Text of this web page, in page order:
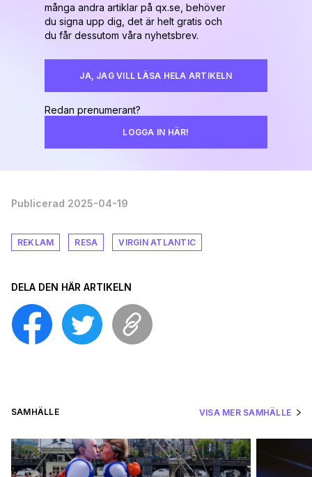
många andra artiklar på qx.se, behöver
du signa upp dig, det är helt gratis och
du får dessutom våra nyhetsbrev.
JA, JAG VILL LÄSA HELA ARTIKELN
Redan prenumerant?
LOGGA IN HÄR!
Publicerad 2025-04-19
REKLAM RESA VIRGIN ATLANTIC
DELA DEN HÄR ARTIKELN
SAMHÄLLE VISA MER SAMHÄLLE